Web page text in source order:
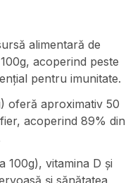
alimentară de
acoperind peste
pentru imunitate.
oferă aproximativ 50
acoperind 89% din
100g), vitamina D și
și sănătatea